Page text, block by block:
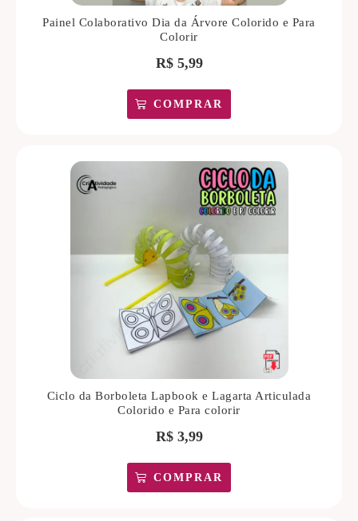
Painel Colaborativo Dia da Árvore Colorido e Para
Colorir
R$5,99
COMPRAR
Ciclo da Borboleta Lapbook e Lagarta Articulada
Colorido e Para colorir
R$3,99
COMPRAR